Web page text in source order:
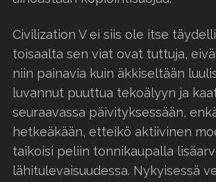
Civilization V ei siis ole itse
toisaalta sen viat ovat tuttuja,
niin painavia kuin äkkiseltään
luvannut puuttua tekoälyyn ja
seuraavassa päivityksessään,
hetkeäkään, etteikö aktiivinen
taikoisi peliin tonnikaupalla
lähitulevaisuudessa. Nykyisessä